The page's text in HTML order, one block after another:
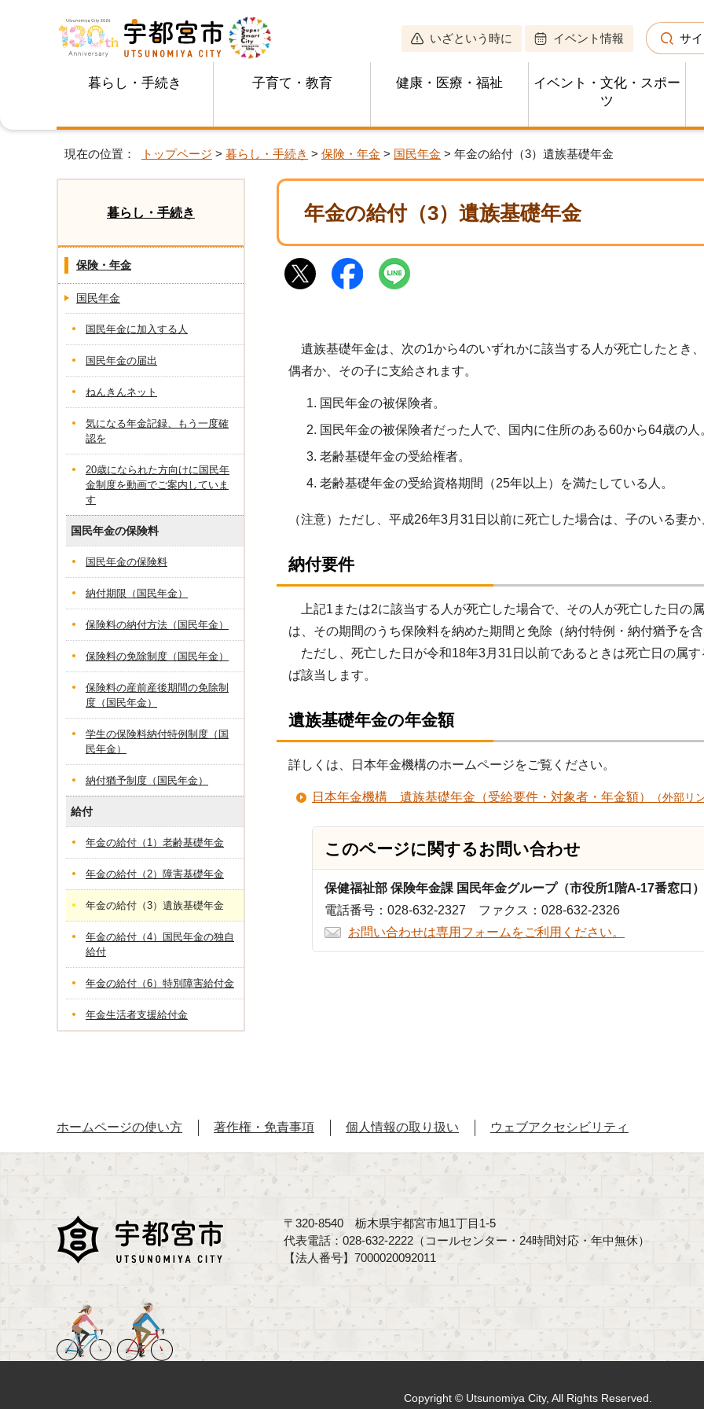
いざという時に イベント情報 サ
暮らし・手続き 子育て・教育 健康・医療・福祉
イベント・文化・スポー
ツ
現在の位置： トップページ > 暮らし・手続き > 保険・年金 > 国民年金 > 年金の給付（3）遺族基礎年金
年金の給付（3）遺族基礎年金
遺族基礎年金は、次の1から4のいずれかに該当する人が死亡したとき
偶者か、その子に支給されます。
国民年金の被保険者。
国民年金の被保険者だった人で、国内に住所のある60から64歳の人
老齢基礎年金の受給権者。
老齢基礎年金の受給資格期間（25年以上）を満たしている人。
（注意）ただし、平成26年3月31日以前に死亡した場合は、子のいる妻か
納付要件
上記1または2に該当する人が死亡した場合で、その人が死亡した日の
は、その期間のうち保険料を納めた期間と免除（納付特例・納付猶予を
ただし、死亡した日が令和18年3月31日以前であるときは死亡日の属
ば該当します。
遺族基礎年金の年金額
詳しくは、日本年金機構のホームページをご覧ください。
日本年金機構 遺族基礎年金（受給要件・対象者・年金額） （外部リ
このページに関するお問い合わせ
保健福祉部 保険年金課 国民年金グループ（市役所1階A-17番窓口）
電話番号：028-632-2327 ファクス：028-632-2326
お問い合わせは専用フォームをご利用ください。
暮らし・手続き
保険・年金
国民年金
国民年金に加入する人
国民年金の届出
ねんきんネット
気になる年金記録、もう一度確
認を
20歳になられた方向けに国民年
金制度を動画でご案内していま
す
国民年金の保険料
国民年金の保険料
納付期限（国民年金）
保険料の納付方法（国民年金）
保険料の免除制度（国民年金）
保険料の産前産後期間の免除制
度（国民年金）
学生の保険料納付特例制度（国
民年金）
納付猶予制度（国民年金）
給付
年金の給付（1）老齢基礎年金
年金の給付（2）障害基礎年金
年金の給付（3）遺族基礎年金
年金の給付（4）国民年金の独自
給付
年金の給付（6）特別障害給付金
年金生活者支援給付金
ホームページの使い方 著作権・免責事項 個人情報の取り扱い ウェブアクセシビリティ
〒320-8540 栃木県宇都宮市旭1丁目1-5
代表電話：028-632-2222（コールセンター・24時間対応・年中無休）
【法人番号】7000020092011
Copyright © Utsunomiya City, All Rights Reserved.